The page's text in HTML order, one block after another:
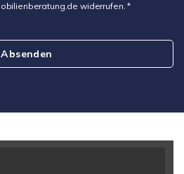
widerrufen. *
Absenden